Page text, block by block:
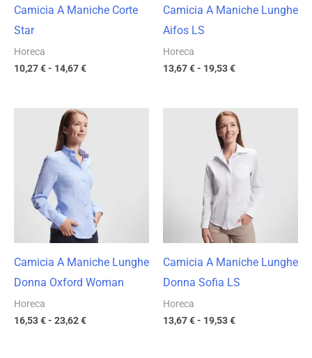
Camicia A Maniche Corte
Star
Horeca
10,27€- 14,67€
Camicia A Maniche Lunghe
Aifos LS
Horeca
13,67€- 19,53€
Camicia A Maniche Lunghe
Donna Oxford Woman
Horeca
16,53€- 23,62€
Fascia
di
prezzo:
da
16,53 €
a
23,62 €
Camicia A Maniche Lunghe
Donna Sofia LS
Horeca
13,67€- 19,53€
Fascia
di
prezzo:
da
19,53 €